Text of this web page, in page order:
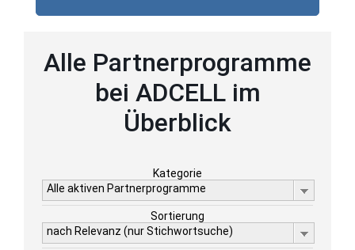
Alle Partnerprogramme
bei ADCELL im
Überblick
Kategorie
Alle aktiven Partnerprogramme
Sortierung
nach Relevanz (nur Stichwortsuche)